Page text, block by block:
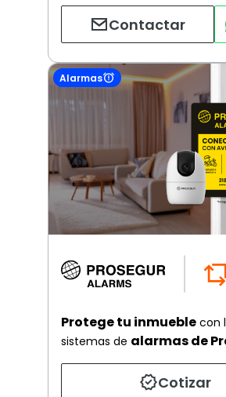
Contactar
Alarmas
Protege tu inmueble con
sistemas de alarmas de
Cotizar